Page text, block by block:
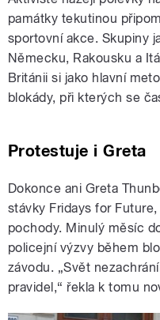
památky tekutinou
sportovní akce. Skupiny
Německu, Rakousku a
Británii si jako hlavní
blokády, při kterých se
Protestuje i Greta
Dokonce ani Greta
stávky Fridays for
pochody. Minulý měsíc
policejní výzvy během
závodu. „Svět
pravidel,“ řekla k tomu